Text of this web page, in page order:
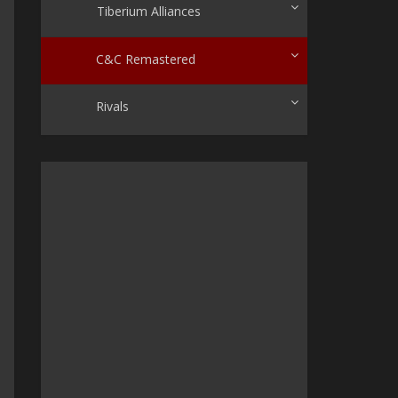
Tiberium Alliances
C&C Remastered
Rivals